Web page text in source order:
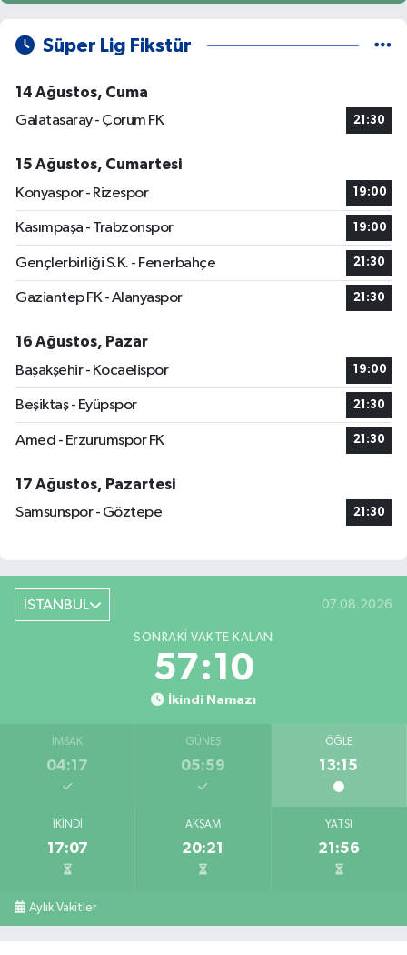
Süper Lig Fikstür
14 Ağustos, Cuma
Galatasaray - Çorum FK
21:30
15 Ağustos, Cumartesi
Konyaspor - Rizespor
19:00
Kasımpaşa - Trabzonspor 19:00
Gençlerbirliği S.K. - Fenerbahçe 21:30
Gaziantep FK - Alanyaspor 21:30
16 Ağustos, Pazar
Başakşehir - Kocaelispor
19:00
Beşiktaş - Eyüpspor 21:30
Amed - Erzurumspor FK 21:30
17 Ağustos, Pazartesi
Samsunspor - Göztepe
21:30
İSTANBUL 07.08.2026
SONRAKI VAKTE KALAN
57:09
İkindi Namazı
İMSAK
04:17
GÜNEŞ
05:59
ÖĞLE
13:15
İKINDI
17:07
AKŞAM
20:21
YATSI
21:56
Aylık Vakitler